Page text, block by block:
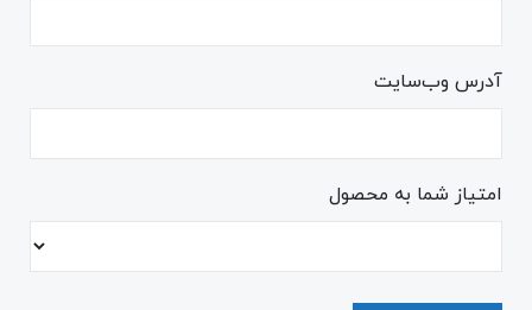
آدرس وب‌سایت
امتیاز شما به محصول